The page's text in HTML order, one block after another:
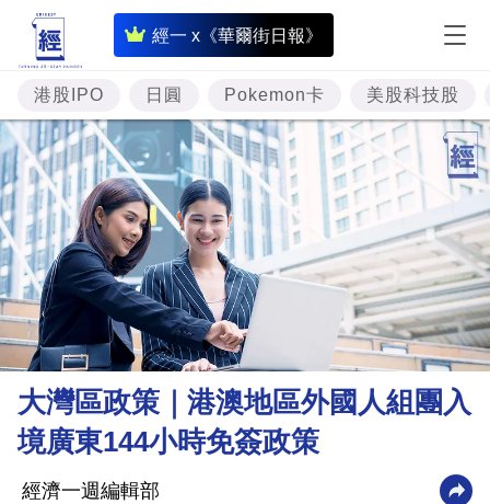
經一 x《華爾街日報》
即
時
財
經
專
題
投
資
樓
市
理
財
商
業
港股IPO 日圓 Pokemon卡 美股科技股
大灣區政策｜港澳地區外國人組團入
境廣東144小時免簽政策
經濟一週編輯部